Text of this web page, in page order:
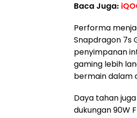
Baca Juga:
Performa
Snapdragon 7s
penyimpanan
gaming lebih
bermain dalam
Daya tahan
dukungan 90W